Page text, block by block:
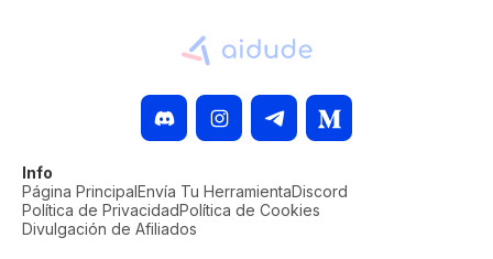
Info
Página PrincipalEnvía Tu HerramientaDiscord
Política de PrivacidadPolítica de Cookies
Divulgación de Afiliados